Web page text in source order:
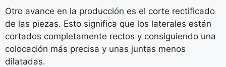
Otro avance en la producción es el corte rectificado
de las piezas. Esto significa que los laterales están
cortados completamente rectos y consiguiendo una
colocación más precisa y unas juntas menos
dilatadas.